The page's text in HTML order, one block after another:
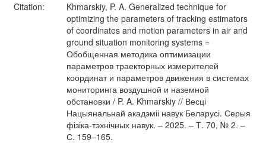
Citation:
Khmarskiy, P. A. Generalized technique for
optimizing the parameters of tracking estimators
of coordinates and motion parameters in air and
ground situation monitoring systems =
Обобщенная методика оптимизации
параметров траекторных измерителей
координат и параметров движения в системах
мониторинга воздушной и наземной
обстановки / P. A. Khmarskiy // Весці
Нацыянальнай акадэміі навук Беларусі. Серыя
фізіка-тэхнічных навук. – 2025. – Т. 70, № 2. –
С. 159–165.